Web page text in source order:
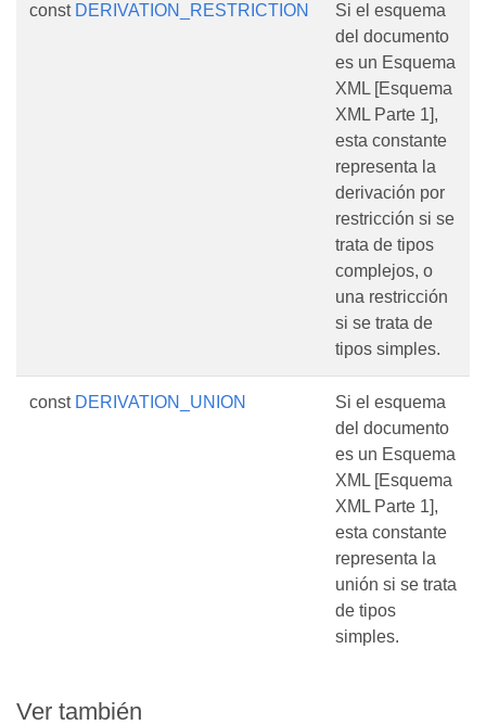
const DERIVATION_RESTRICTION
Si el esquema
del documento
es un Esquema
XML [Esquema
XML Parte 1],
esta constante
representa la
derivación por
restricción si se
trata de tipos
complejos, o
una restricción
si se trata de
tipos simples.
const DERIVATION_UNION
Si el esquema
del documento
es un Esquema
XML [Esquema
XML Parte 1],
esta constante
representa la
unión si se trata
de tipos
simples.
Ver también